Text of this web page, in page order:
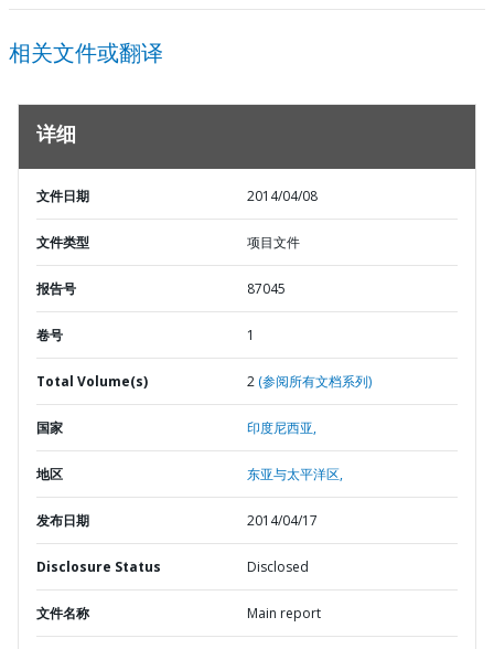
相关文件或翻译
详细
文件日期 2014/04/08
文件类型 项目文件
报告号 87045
卷号 1
Total Volume(s) 2 (参阅所有文档系列)
国家 印度尼西亚,
地区 东亚与太平洋区,
发布日期 2014/04/17
Disclosure Status Disclosed
文件名称 Main report